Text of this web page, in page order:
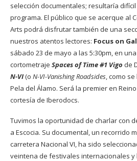
selección documentales; resultaría
programa. El público que se acerque al
Arts podrá disfrutar también de una
nuestros atentos lectores: Focus on
sábado 23 de mayo a las 5:30pm, en
cortometraje Spaces of Time #1 Vigo de
N-VI(o N-VI-Vanishing Roadsides, como
Pela del Álamo. Será la premier en
cortesía de Iberodocs.
Tuvimos la oportunidad de charlar con
a Escocia. Su documental, un recorrido
carretera Nacional VI, ha sido
veintena de festivales internacionales